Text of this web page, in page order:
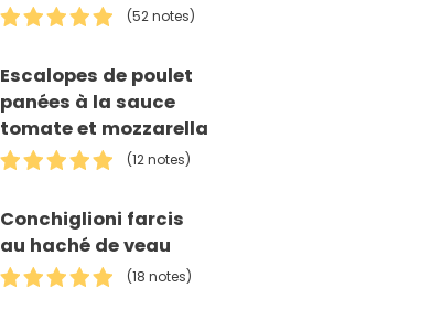
(52 notes)
Escalopes de poulet
panées à la sauce
tomate et mozzarella
(12 notes)
Conchiglioni farcis
au haché de veau
(18 notes)